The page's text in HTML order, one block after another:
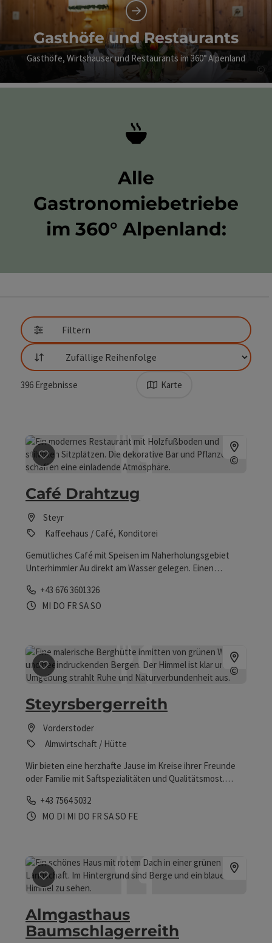
Gasthöfe und Restaurants
Gasthöfe, Wirtshäuser und Restaurants im 360° Alpenland
©
Alle
Gastronomiebetriebe
im 360° Alpenland:
Filtern
Sortierung
396 Ergebnisse Karte
©
Beitrag merken: Café Drahtzug
Café Drahtzug
Steyr
Kaffeehaus / Café, Konditorei
Gemütliches Café mit Speisen im Naherholungsgebiet
Unterhimmler Au direkt am Wasser gelegen. Einen
Telefon
+43 676 3601326
Öffnungszeiten
MI Mittwoch geöffnet
DO Donnerstag geöffnet
FR Freitag geöffnet
SASamstag geöffnet
SOSonntag geöffnet
©
Beitrag merken: Steyrsbergerreith
Steyrsbergerreith
Vorderstoder
Almwirtschaft / Hütte
Wir bieten eine herzhafte Jause im Kreise ihrer Freunde
oder Familie mit Saftspezialitäten und Qualitätsmost.
Telefon
+43 7564 5032
Öffnungszeiten
MO Montag geöffnet
DI Dienstag geöffnet
MI Mittwoch geöffnet
DO Donnerstag geöffnet
FR Freitag geöffnet
SASamstag geöffnet
SO Sonntag geöffnet
FEFeiertag geöffnet
Beitrag merken: Almgasthaus Baumschlagerreith
Almgasthaus
Baumschlagerreith